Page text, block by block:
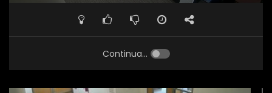
Continua...